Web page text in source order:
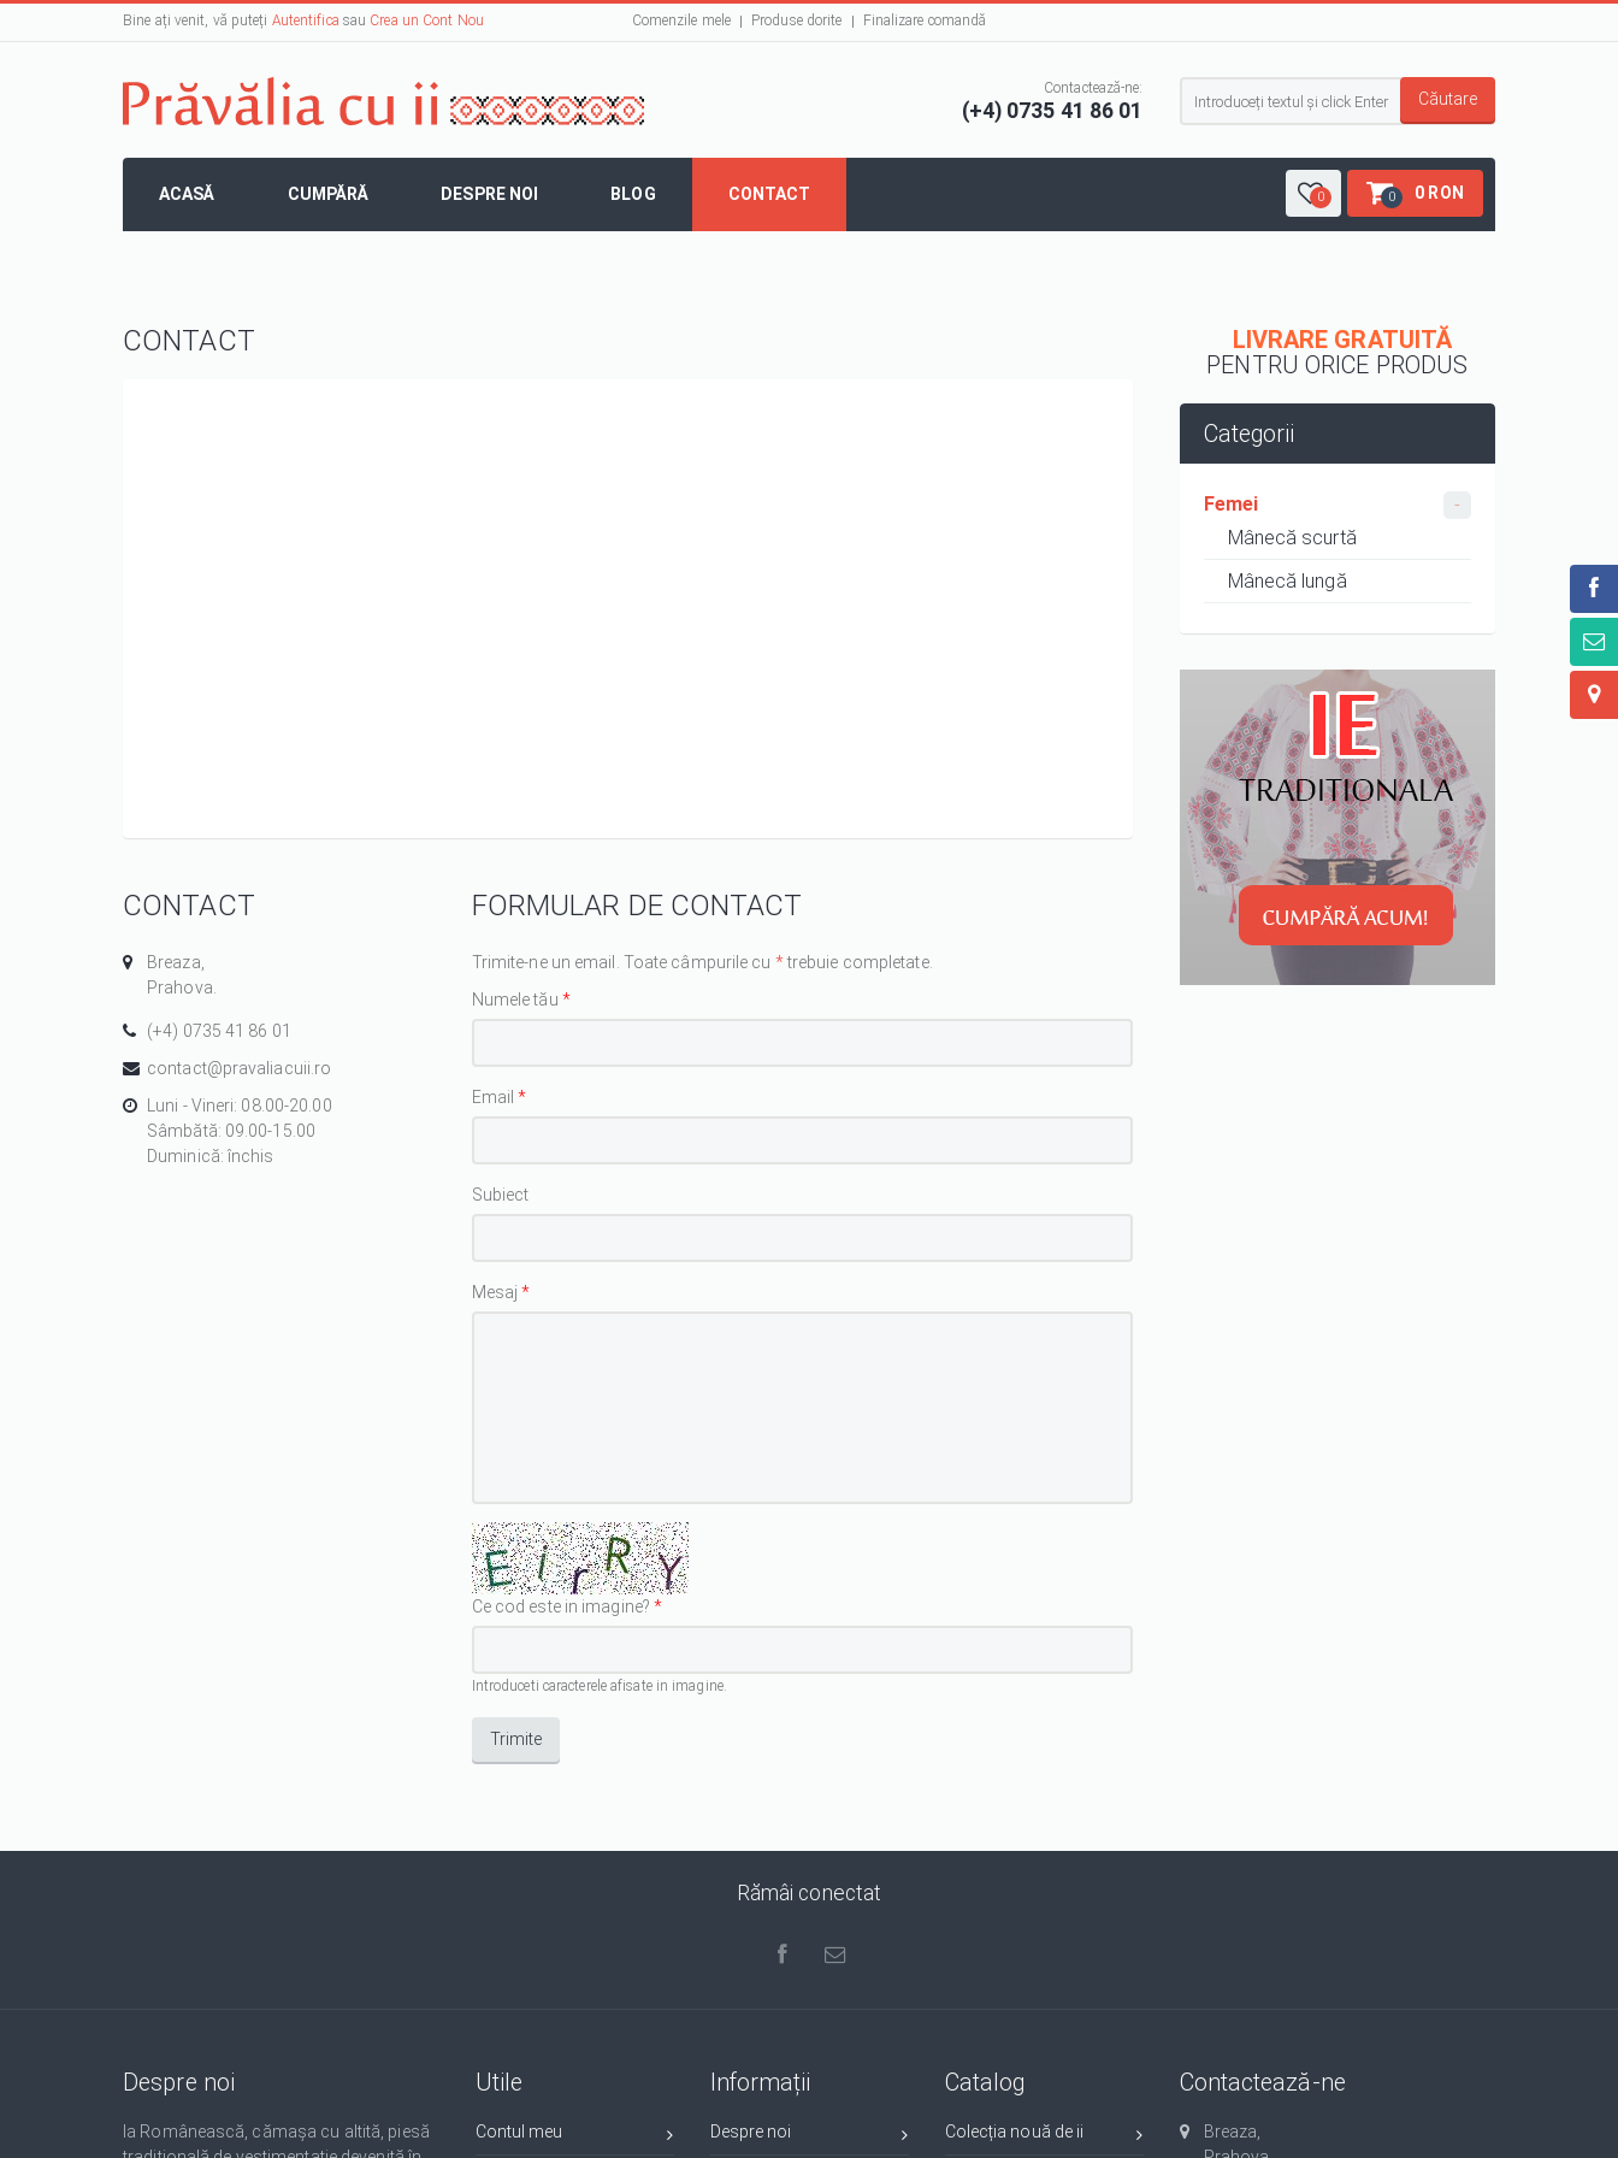
Bine ați venit, vă puteți Autentifica sau Crea un Cont Nou Comenzile mele Produse dorite Finalizare comandă
Contactează-ne:
(+4) 0735 41 86 01
Formular de căutare
ACASĂ CUMPĂRĂ DESPRE NOI BLOG CONTACT 0 0 0 RON
CONTACT
CONTACT
Breaza,
Prahova.
(+4) 0735 41 86 01
contact@pravaliacuii.ro
Luni - Vineri: 08.00-20.00
Sâmbătă: 09.00-15.00
Duminică: închis
FORMULAR DE CONTACT
Trimite-ne un email. Toate câmpurile cu *trebuie completate.
Numele tău *
Email*
Subiect
Mesaj*
Ce cod este in imagine?*
Introduceti caracterele afisate in imagine.
LIVRARE GRATUITĂ
PENTRU ORICE PRODUS
Categorii
Femei
Mânecă scurtă
Mânecă lungă
Rămâi conectat
Despre noi
Ia Românească, cămașa cu altită, piesă
Utile
Contul meu
Informații
Despre noi
Catalog
Colecția nouă de ii
Contactează-ne
Breaza,